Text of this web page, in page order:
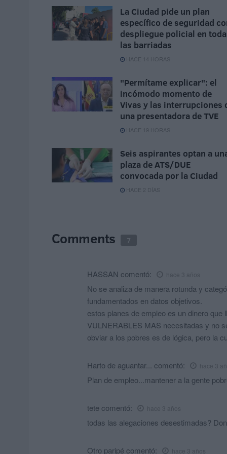
La Ciudad pide un plan
específico de seguridad
despliegue policial en
las barriadas
HACE 14 HORAS
"Permítame explicar": el
incómodo momento de
Vivas y las interrupciones
una presentadora de TVE
HACE 19 HORAS
Seis aspirantes optan a
plaza de ATS/DUE
convocada por la Ciudad
HACE 2 DÍAS
Comments 7
HASSAN comentó: hace 3 años
No se analiza de manera rotunda y
fundamentados en datos objetivos.
estos planes de empleo es un dinero
VULNERABLES MAS necesitadas y no
obviar a los pobres es de lógica, pero la
Harto de aguantar... comentó: hace 3
Plan de empleo...mantener a la gente
tete comentó: hace 3 años
todas las alegaciones desestimadas?
Otro paripé comentó: hace 3 años